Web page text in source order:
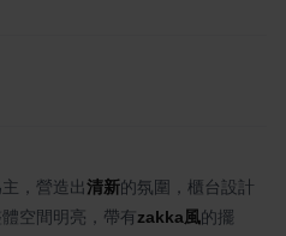
，營造出清新的氛圍，櫃台設計
空間明亮，帶有 zakka風的擺